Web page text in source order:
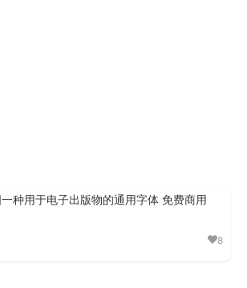
种用于电子出版物的通用字体 免费商用
8